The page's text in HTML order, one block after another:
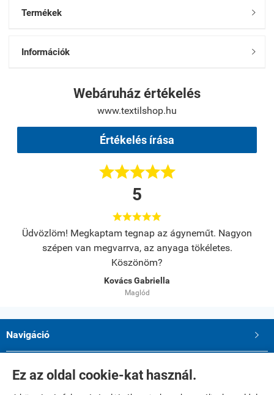
Ez az oldal cookie-kat használ.
Termékek 
Információk 
Webáruház értékelés
www.textilshop.hu
Értékelés írása

5
Megkaptam tegnap az ágyneműt. Nagyon
van megvarrva, az anyaga tökéletes.
Kovács Gabriella
Az anyag
Navigáció 
Saját fiók